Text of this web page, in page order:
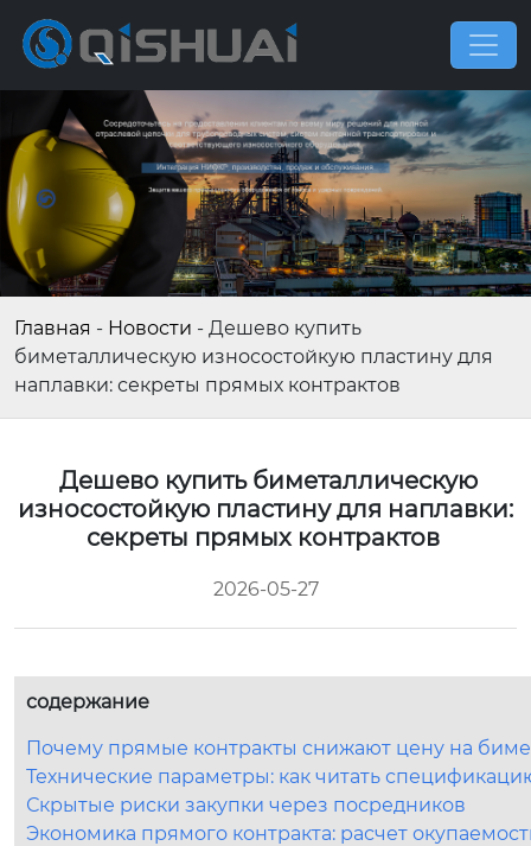
Главная - Новости - Дешево купить
биметаллическую износостойкую пластину для
наплавки: секреты прямых контрактов
Дешево купить биметаллическую
износостойкую пластину для наплавки:
секреты прямых контрактов
2026-05-27
содержание
Почему прямые контракты снижают цену на
Технические параметры: как читать
Скрытые риски закупки через посредников
Экономика прямого контракта: расчет